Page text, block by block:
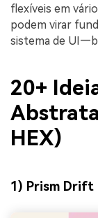
flexíveis em
podem virar
sistema de
20+
HEX)
1) Prism Drift